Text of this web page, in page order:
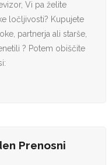
Vi pa želite
ločljivosti? Kupujete
partnerja ali starše,
? Potem obiščite
Prenosni